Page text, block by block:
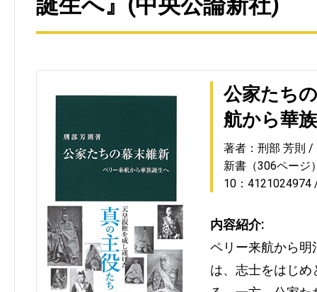
公家たち
航から華
著者：刑部 芳則
新書（306ページ
10：4121024974
内容紹介:
ペリー来航から明
は、志士をはじ